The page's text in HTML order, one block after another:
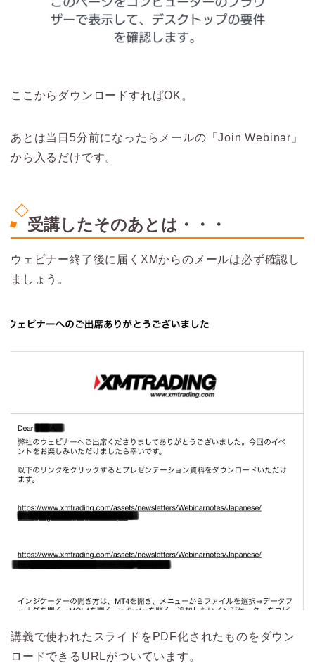
ここからダウンロードすればOK。
あとは当日5分前になったらメールの「Join Webinar」
から入るだけです。
受講したそのあとは・・・
ウェビナー終了後に届くXMからのメールは必ず確認し
ましょう。
講義で使われたスライドをPDF化されたものをダウン
ロードできるURLがついています。